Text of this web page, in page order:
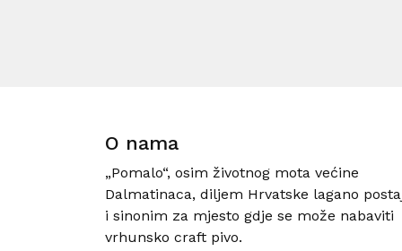
O nama
„Pomalo“, osim životnog mota većine
Dalmatinaca, diljem Hrvatske lagano
i sinonim za mjesto gdje se može nabaviti
vrhunsko craft pivo.